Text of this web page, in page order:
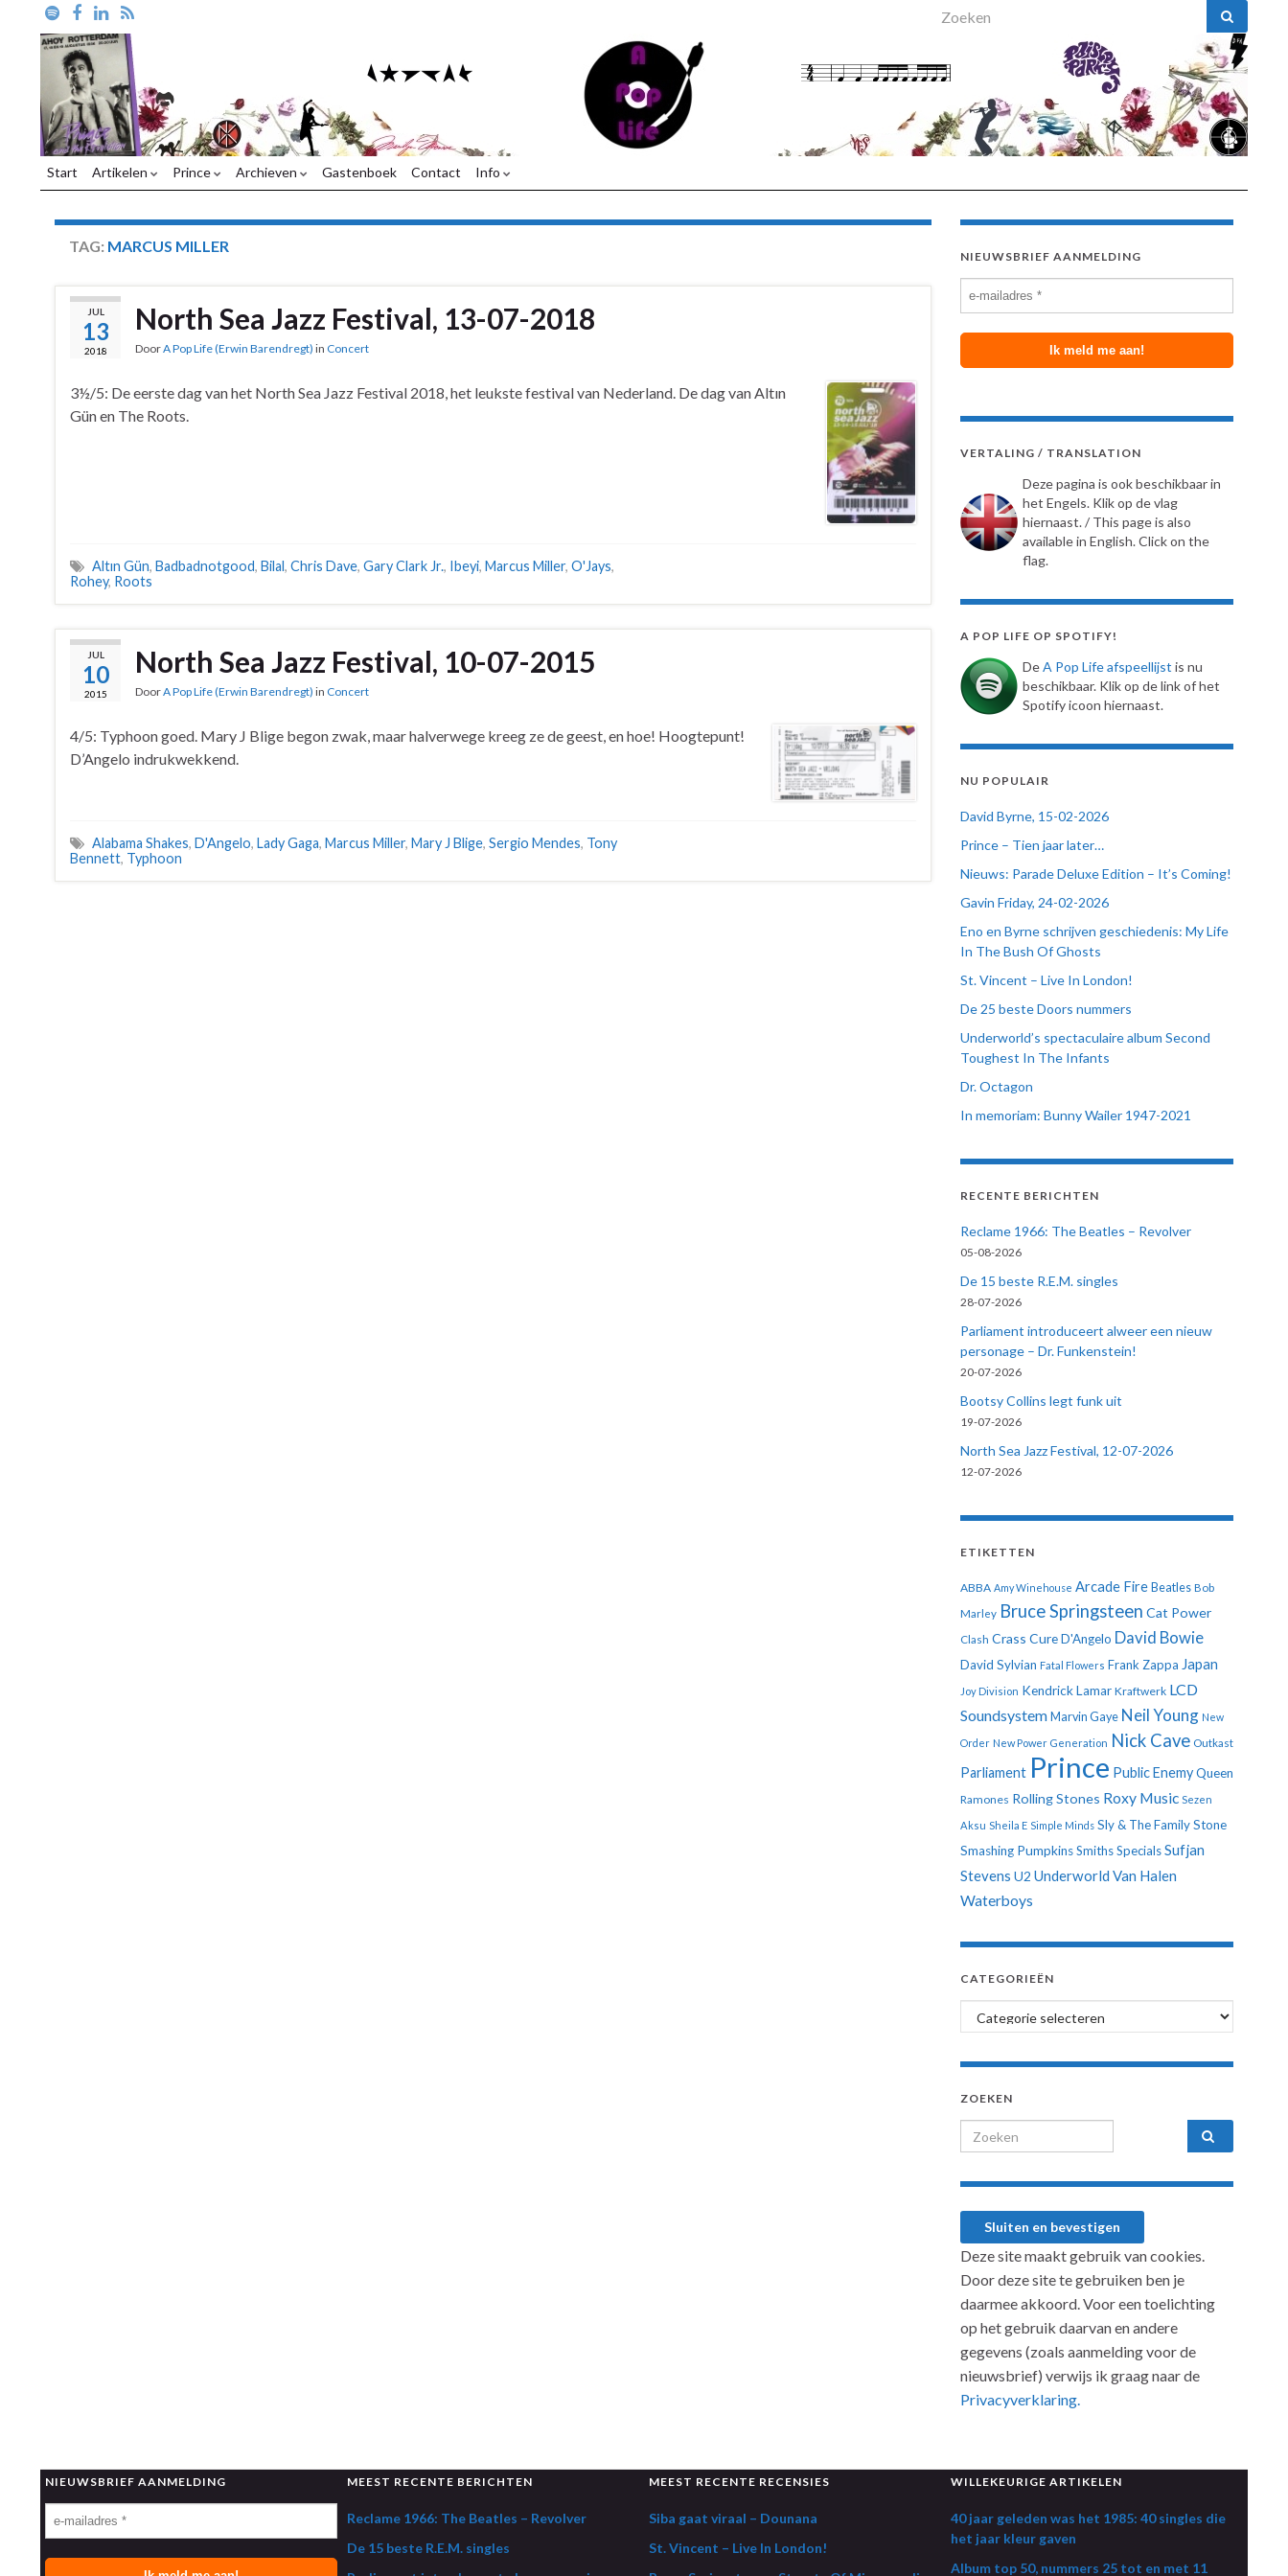
Search for:
Start Artikelen Prince Archieven Gastenboek Contact Info
TAG: MARCUS MILLER
JUL
13
2018
North Sea Jazz Festival, 13-07-2018
DoorA Pop Life (Erwin Barendregt) in Concert
3½/5: De eerste dag van het North Sea Jazz Festival 2018, het leukste festival van Nederland. De dag van Altın
Gün en The Roots.
Altın Gün, Badbadnotgood, Bilal, Chris Dave, Gary Clark Jr., Ibeyi, Marcus Miller, O'Jays,
Rohey, Roots
JUL
10
2015
North Sea Jazz Festival, 10-07-2015
DoorA Pop Life (Erwin Barendregt) in Concert
4/5: Typhoon goed. Mary J Blige begon zwak, maar halverwege kreeg ze de geest, en hoe! Hoogtepunt!
D’Angelo indrukwekkend.
Alabama Shakes, D'Angelo, Lady Gaga, Marcus Miller, Mary J Blige, Sergio Mendes, Tony
Bennett, Typhoon
NIEUWSBRIEF AANMELDING
VERTALING / TRANSLATION
Deze pagina is ook beschikbaar in
het Engels. Klik op de vlag
hiernaast. / This page is also
available in English. Click on the
flag.
A POP LIFE OP SPOTIFY!
DeA Pop Life afspeellijst is nu
beschikbaar. Klik op de link of het
Spotify icoon hiernaast.
NU POPULAIR
David Byrne, 15-02-2026
Prince – Tien jaar later…
Nieuws: Parade Deluxe Edition – It’s Coming!
Gavin Friday, 24-02-2026
Eno en Byrne schrijven geschiedenis: My Life
In The Bush Of Ghosts
St. Vincent – Live In London!
De 25 beste Doors nummers
Underworld’s spectaculaire album Second
Toughest In The Infants
Dr. Octagon
In memoriam: Bunny Wailer 1947-2021
RECENTE BERICHTEN
Reclame 1966: The Beatles – Revolver
05-08-2026
De 15 beste R.E.M. singles
28-07-2026
Parliament introduceert alweer een nieuw
personage – Dr. Funkenstein!
20-07-2026
Bootsy Collins legt funk uit
19-07-2026
North Sea Jazz Festival, 12-07-2026
12-07-2026
ETIKETTEN
ABBA Amy Winehouse Arcade Fire Beatles Bob
Marley Bruce Springsteen Cat Power
Clash Crass CureD'Angelo David Bowie
David Sylvian Fatal Flowers Frank Zappa Japan
Joy Division Kendrick Lamar Kraftwerk LCD
Soundsystem Marvin Gaye Neil Young New
Order New Power Generation Nick Cave Outkast
Parliament Prince Public EnemyQueen
Ramones Rolling Stones Roxy Music Sezen
Aksu Sheila E Simple Minds Sly & The Family Stone
Smashing PumpkinsSmithsSpecialsSufjan
Stevens U2 Underworld Van Halen
Waterboys
CATEGORIEËN
Categorieën
ZOEKEN
Search for:
Deze site maakt gebruik van cookies.
Door deze site te gebruiken ben je
daarmee akkoord. Voor een toelichting
op het gebruik daarvan en andere
gegevens (zoals aanmelding voor de
nieuwsbrief) verwijs ik graag naar de
Privacyverklaring.
NIEUWSBRIEF AANMELDING MEEST RECENTE BERICHTEN
Reclame 1966: The Beatles – Revolver
De 15 beste R.E.M. singles
MEEST RECENTE RECENSIES
Siba gaat viraal – Dounana
St. Vincent – Live In London!
WILLEKEURIGE ARTIKELEN
40 jaar geleden was het 1985: 40 singles die
het jaar kleur gaven
Album top 50, nummers 25 tot en met 11